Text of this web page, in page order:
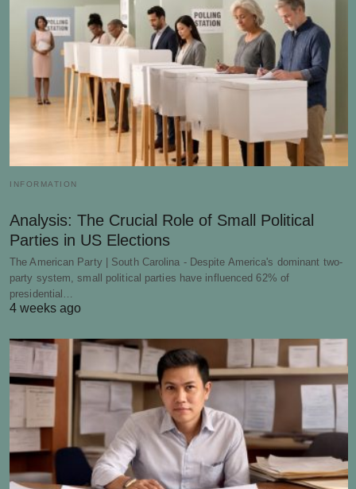
INFORMATION
Analysis: The Crucial Role of Small Political
Parties in US Elections
The American Party | South Carolina - Despite America's dominant two-
party system, small political parties have influenced 62% of
presidential…
4 weeks ago